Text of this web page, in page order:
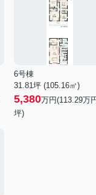
6号棟
31.81坪 (105.16㎡)
5,380万円(113.29万
坪)